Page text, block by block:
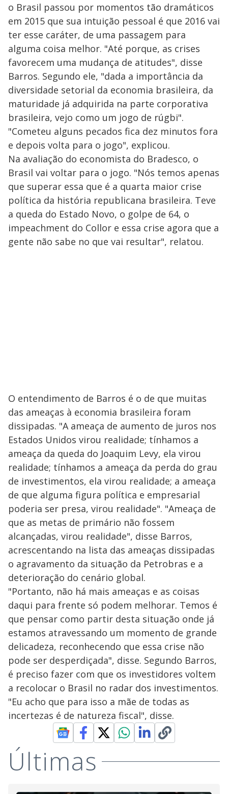
o Brasil passou por momentos tão dramáticos
em 2015 que sua intuição pessoal é que 2016 vai
ter esse caráter, de uma passagem para
alguma coisa melhor. "Até porque, as crises
favorecem uma mudança de atitudes", disse
Barros. Segundo ele, "dada a importância da
diversidade setorial da economia brasileira, da
maturidade já adquirida na parte corporativa
brasileira, vejo como um jogo de rúgbi".
"Cometeu alguns pecados fica dez minutos fora
e depois volta para o jogo", explicou.
Na avaliação do economista do Bradesco, o
Brasil vai voltar para o jogo. "Nós temos apenas
que superar essa que é a quarta maior crise
política da história republicana brasileira. Teve
a queda do Estado Novo, o golpe de 64, o
impeachment do Collor e essa crise agora que a
gente não sabe no que vai resultar", relatou.
O entendimento de Barros é o de que muitas
das ameaças à economia brasileira foram
dissipadas. "A ameaça de aumento de juros nos
Estados Unidos virou realidade; tínhamos a
ameaça da queda do Joaquim Levy, ela virou
realidade; tínhamos a ameaça da perda do grau
de investimentos, ela virou realidade; a ameaça
de que alguma figura política e empresarial
poderia ser presa, virou realidade". "Ameaça de
que as metas de primário não fossem
alcançadas, virou realidade", disse Barros,
acrescentando na lista das ameaças dissipadas
o agravamento da situação da Petrobras e a
deterioração do cenário global.
"Portanto, não há mais ameaças e as coisas
daqui para frente só podem melhorar. Temos é
que pensar como partir desta situação onde já
estamos atravessando um momento de grande
delicadeza, reconhecendo que essa crise não
pode ser desperdiçada", disse. Segundo Barros,
é preciso fazer com que os investidores voltem
a recolocar o Brasil no radar dos investimentos.
"Eu acho que para isso a mãe de todas as
incertezas é de natureza fiscal", disse.
Últimas